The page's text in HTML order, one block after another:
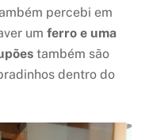
percebi em
umferro e uma
também são
dentro do